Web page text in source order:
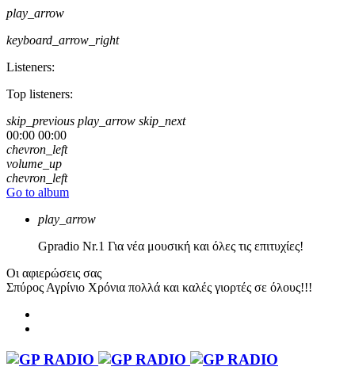
play_arrow
keyboard_arrow_right
Listeners:
Top listeners:
skip_previous play_arrow skip_next
00:00 00:00
chevron_left
volume_up
chevron_left
Go to album
play_arrow
Gpradio Nr.1 Για νέα μουσική και όλες τις επιτυχίες!
Οι αφιερώσεις σας
Σπύρος Αγρίνιο Χρόνια πολλά και καλές γιορτές σε όλους!!!